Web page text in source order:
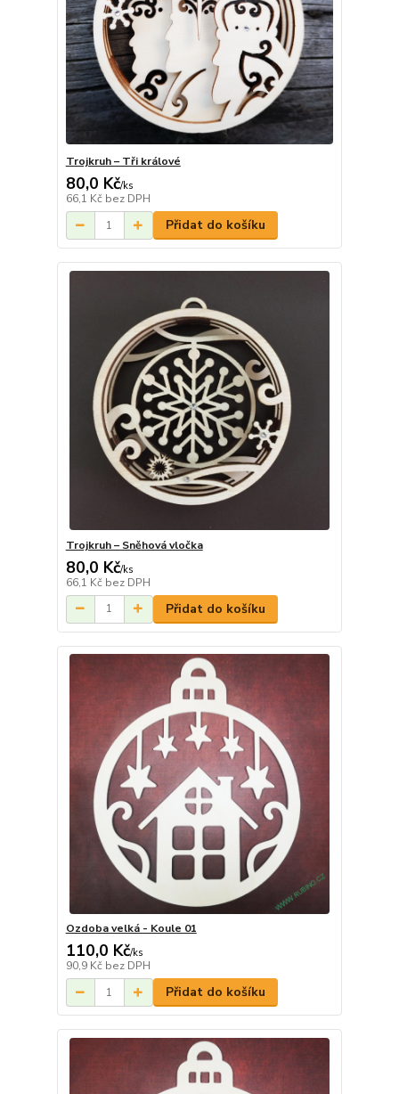
Trojkruh – Tři králové
80,0 Kč/ks
66,1 Kč bez DPH
Přidat do košíku
Trojkruh – Sněhová vločka
80,0 Kč/ks
66,1 Kč bez DPH
Přidat do košíku
Ozdoba velká - Koule 01
110,0 Kč/ks
90,9 Kč bez DPH
Přidat do košíku